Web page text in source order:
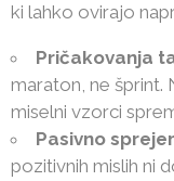
ki lahko ovirajo
Pričakovanja
maraton, ne šprint.
miselni vzorci
Pasivno
pozitivnih mislih ni